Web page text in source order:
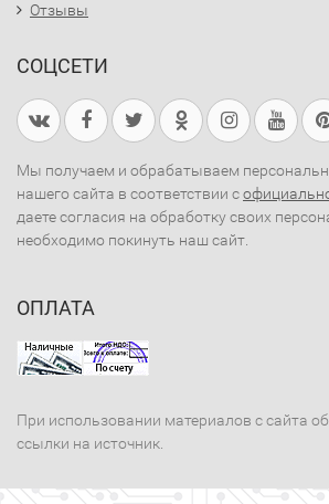
Отзывы
СОЦСЕТИ
Мы получаем и обрабатываем
нашего сайта в соответствии с
даете согласия на обработку своих
необходимо покинуть наш сайт.
ОПЛАТА
При использовании материалов с сайта
ссылки на источник.